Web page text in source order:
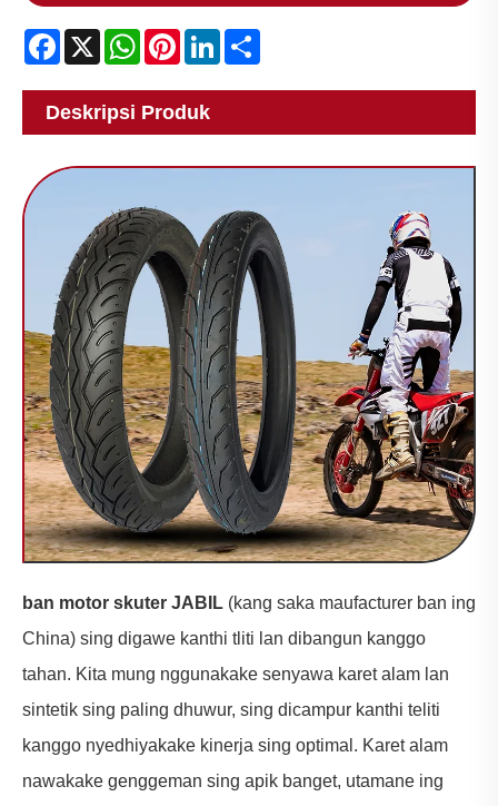
Facebook
X WhatsApp
PinterestLinkedIn
Deskripsi Produk
ban motor skuter JABIL (kang saka maufacturer ban ing
China) sing digawe kanthi tliti lan dibangun kanggo
tahan. Kita mung nggunakake senyawa karet alam lan
sintetik sing paling dhuwur, sing dicampur kanthi teliti
kanggo nyedhiyakake kinerja sing optimal. Karet alam
nawakake genggeman sing apik banget, utamane ing